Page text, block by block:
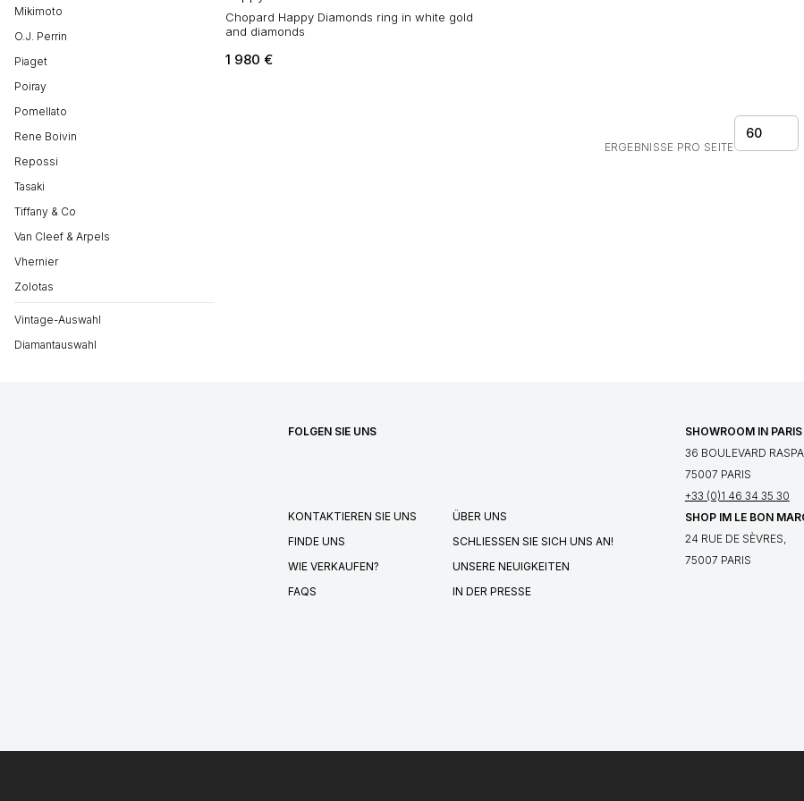
Mikimoto
O.J. Perrin
Piaget
Poiray
Pomellato
Rene Boivin
Repossi
Tasaki
Tiffany & Co
Van Cleef & Arpels
Vhernier
Zolotas
Vintage-Auswahl
Diamantauswahl
Chopard Happy Diamonds ring in white gold
and diamonds
1 980 €
ERGEBNISSE PRO SEITE
60
FOLGEN SIE UNS
KONTAKTIEREN SIE UNS
FINDE UNS
WIE VERKAUFEN?
FAQS
ÜBER UNS
SCHLIESSEN SIE SICH UNS AN!
UNSERE NEUIGKEITEN
IN DER PRESSE
SHOWROOM IN PARIS
36 BOULEVARD
75007 PARIS
+33 (0)1 46 34 35 30
SHOP IM LE BON
24 RUE DE SÈVRES,
75007 PARIS